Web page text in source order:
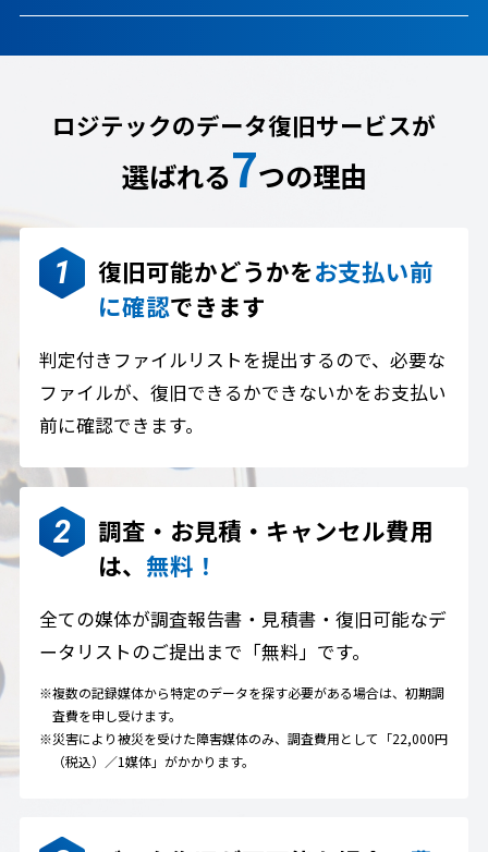
ロジテックのデータ復旧サービスが
選ばれる7つの理由
復旧可能かどうかをお支払い前
に確認できます
判定付きファイルリストを提出するので、必要な
ファイルが、復旧できるかできないかをお支払い
前に確認できます。
調査・お見積・キャンセル費用
は、 無料！
全ての媒体が調査報告書・見積書・復旧可能なデ
ータリストのご提出まで「無料」です。
※複数の記録媒体から特定のデータを探す必要がある場合は、初期調
査費を申し受けます。
※災害により被災を受けた障害媒体のみ、調査費用として「22,000円
（税込）／1媒体」がかかります。